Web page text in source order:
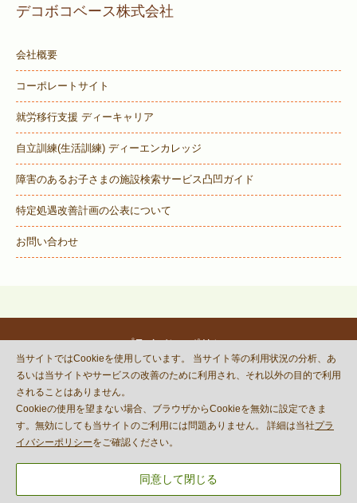
デコボコベース株式会社
会社概要
コーポレートサイト
就労移行支援 ディーキャリア
自立訓練(生活訓練) ディーエンカレッジ
障害のあるお子さまの施設検索サービス凸凹ガイド
特定処遇改善計画の公表について
お問い合わせ
プライバシーポリシー
© DECOBOCO BASE Co.,Ltd.
and Terms of Serviceapply.
当サイトではCookieを使用しています。 当サイト等の利用状況の分析、あ
るいは当サイトやサービスの改善のために利用され、それ以外の目的で利用
されることはありません。
Cookieの使用を望まない場合、ブラウザからCookieを無効に設定できま
す。無効にしても当サイトのご利用には問題ありません。 詳細は当社プラ
イバシーポリシーをご確認ください。
同意して閉じる